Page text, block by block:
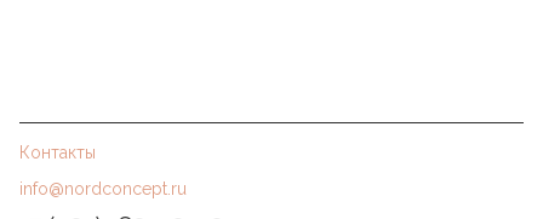
Контакты
info@nordconcept.ru